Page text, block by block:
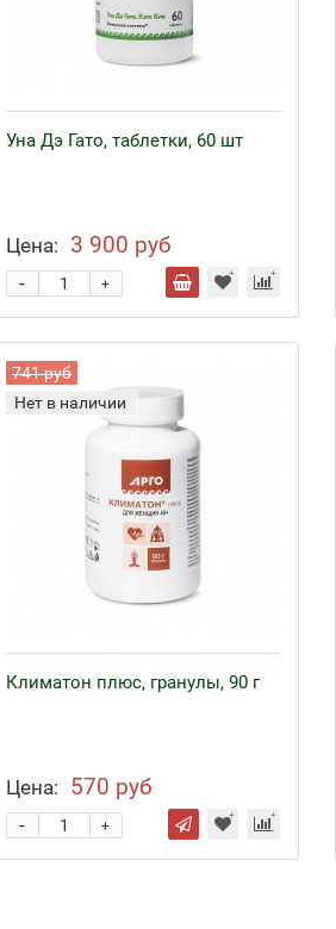
Аппликаторы Ляпко
Уна Дэ Гато, таблетки, 60 шт
Цена: 3 900 руб
+
-
741 руб
Нет в наличии
Климатон плюс, гранулы, 90 г
Цена: 570 руб
+
-